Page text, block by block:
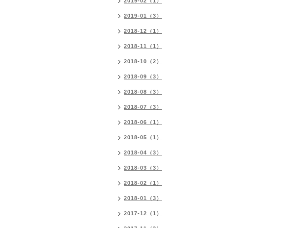
2019-01（3）
2018-12（1）
2018-11（1）
2018-10（2）
2018-09（3）
2018-08（3）
2018-07（3）
2018-06（1）
2018-05（1）
2018-04（3）
2018-03（3）
2018-02（1）
2018-01（3）
2017-12（1）